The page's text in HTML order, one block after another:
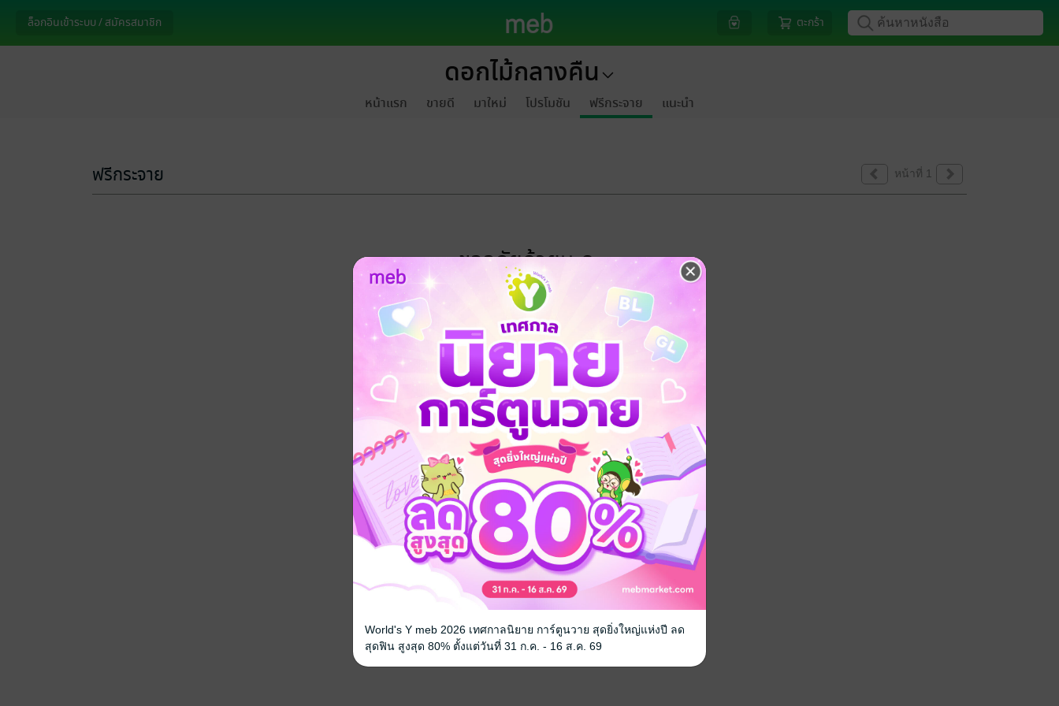
ล็อกอินเข้าระบบ / สมัครสมาชิก ตะกร้า
ดอกไม้กลางคืน
หน้าแรก ขายดี มาใหม่ โปรโมชัน ฟรีกระจาย แนะนำ
ฟรีกระจาย หน้าที่ 1
ขออภัยด้วยนะคะ
ไม่พบข้อมูลในหัวข้อที่คุณกำลังชมค่ะ
World's Y meb 2026 เทศกาลนิยาย การ์ตูนวาย สุดยิ่งใหญ่แห่งปี ลด
สุดฟิน สูงสุด 80% ตั้งแต่วันที่ 31 ก.ค. - 16 ส.ค. 69